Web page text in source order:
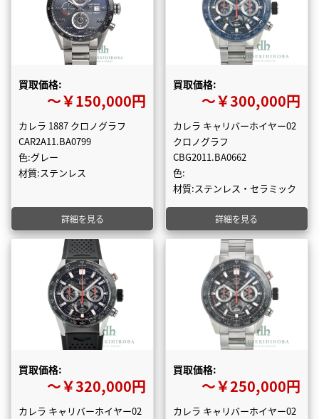
買取価格:
〜￥150,000円
カレラ 1887 クロノグラフ
CAR2A11.BA0799
色:グレー
材質:ステンレス
詳細を見る
買取価格:
〜￥300,000円
カレラ キャリバーホイヤー02
クロノグラフ
CBG2011.BA0662
色:
材質:ステンレス・セラミック
詳細を見る
買取価格:
〜￥320,000円
カレラ キャリバーホイヤー02
買取価格:
〜￥250,000円
カレラ キャリバーホイヤー02